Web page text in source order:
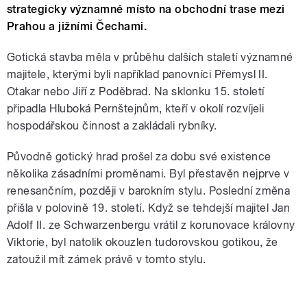
strategicky významné místo na obchodní trase mezi
Prahou a jižními Čechami.
Gotická stavba měla v průběhu dalších staletí významné
majitele, kterými byli například panovníci Přemysl II.
Otakar nebo Jiří z Poděbrad. Na sklonku 15. století
připadla Hluboká Pernštejnům, kteří v okolí rozvíjeli
hospodářskou činnost a zakládali rybníky.
Původně gotický hrad prošel za dobu své existence
několika zásadními proměnami. Byl přestavěn nejprve v
renesančním, později v barokním stylu. Poslední změna
přišla v polovině 19. století. Když se tehdejší majitel Jan
Adolf II. ze Schwarzenbergu vrátil z korunovace královny
Viktorie, byl natolik okouzlen tudorovskou gotikou, že
zatoužil mít zámek právě v tomto stylu.